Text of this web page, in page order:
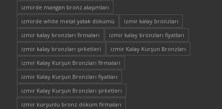
izmirde mangan bronz alaşımları
izmirde white metal yatak dökümü
izmir kalay bronzları
izmir kalay bronzları firmaları
izmir kalay bronzları fiyatları
izmir kalay bronzları şirketleri
izmir Kalay Kurşun Bronzları
izmir Kalay Kurşun Bronzları firmaları
izmir Kalay Kurşun Bronzları fiyatları
izmir Kalay Kurşun Bronzları şirketleri
izmir kurşunlu bronz döküm firmaları